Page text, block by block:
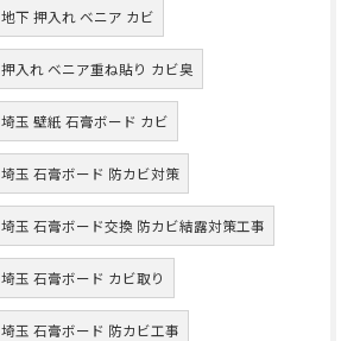
地下 押入れ ベニア カビ
押入れ ベニア重ね貼り カビ臭
埼玉 壁紙 石膏ボード カビ
埼玉 石膏ボード 防カビ対策
埼玉 石膏ボード交換 防カビ結露対策工事
埼玉 石膏ボード カビ取り
埼玉 石膏ボード 防カビ工事